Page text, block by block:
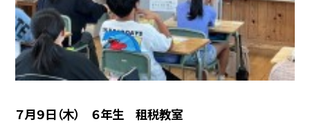
７月９日（木） ６年生 租税教室